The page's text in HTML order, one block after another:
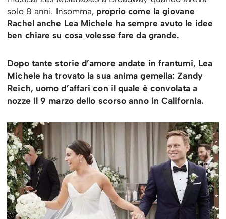
solo 8 anni. Insomma, proprio come la giovane
Rachel anche Lea Michele ha sempre avuto le idee
ben chiare su cosa volesse fare da grande.
Dopo tante storie d’amore andate in frantumi, Lea
Michele ha trovato la sua anima gemella: Zandy
Reich, uomo d’affari con il quale è convolata a
nozze il 9 marzo dello scorso anno in California.